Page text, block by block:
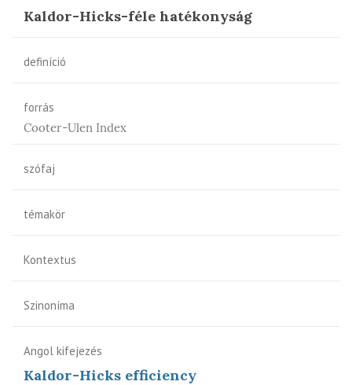
Kaldor-Hicks-féle hatékonyság
definíció
forrás
Cooter-Ulen Index
szófaj
témakör
Kontextus
Szinoníma
Angol kifejezés
Kaldor-Hicks efficiency